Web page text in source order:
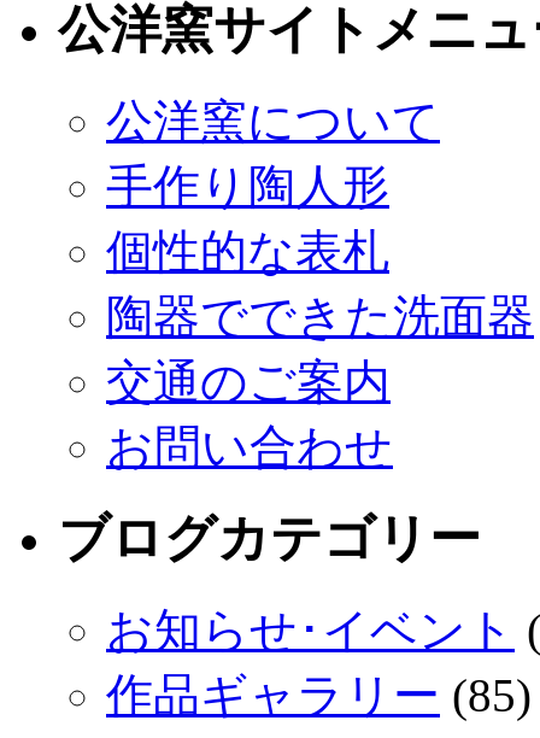
公洋窯サイトメニ
公洋窯について
手作り陶人形
個性的な表札
陶器でできた洗面器
交通のご案内
お問い合わせ
ブログカテゴリー
お知らせ･イベント
作品ギャラリー (85)